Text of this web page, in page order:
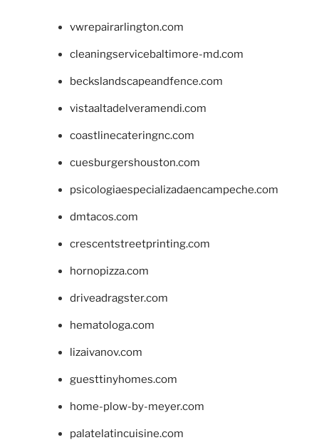
vwrepairarlington.com
cleaningservicebaltimore-md.com
beckslandscapeandfence.com
vistaaltadelveramendi.com
coastlinecateringnc.com
cuesburgershouston.com
psicologiaespecializadaencampeche.com
dmtacos.com
crescentstreetprinting.com
hornopizza.com
driveadragster.com
hematologa.com
lizaivanov.com
guesttinyhomes.com
home-plow-by-meyer.com
palatelatincuisine.com